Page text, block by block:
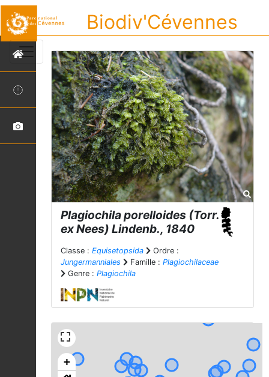
Biodiv'Cévennes
Plagiochila porelloides (Torr.
ex Nees) Lindenb., 1840
Classe : Equisetopsida
Ordre :
Jungermanniales
Famille : Plagiochilaceae
Genre : Plagiochila
+